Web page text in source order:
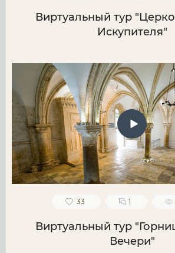
Виртуальный тур
Искупителя"
33 1
Виртуальный тур
Вечери"